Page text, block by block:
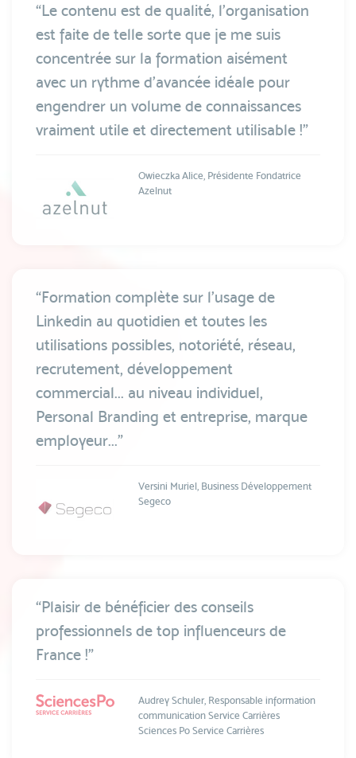
“Le contenu est de qualité, l’organisation
est faite de telle sorte que je me suis
concentrée sur la formation aisément
avec un rythme d’avancée idéale pour
engendrer un volume de connaissances
vraiment utile et directement utilisable !”
Owieczka Alice, Présidente Fondatrice
Azelnut
“Formation complète sur l’usage de
Linkedin au quotidien et toutes les
utilisations possibles, notoriété, réseau,
recrutement, développement
commercial... au niveau individuel,
Personal Branding et entreprise, marque
employeur...”
Versini Muriel, Business Développement
Segeco
“Plaisir de bénéficier des conseils
professionnels de top influenceurs de
France !”
Audrey Schuler, Responsable information
communication Service Carrières
Sciences Po Service Carrières